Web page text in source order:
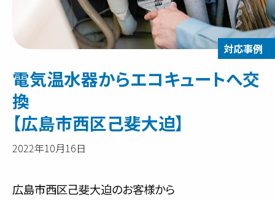
料金一覧
電気温水器からエコキュートへ交
換
【広島市西区己斐大迫】
2022年10月16日
広島市西区己斐大迫のお客様から